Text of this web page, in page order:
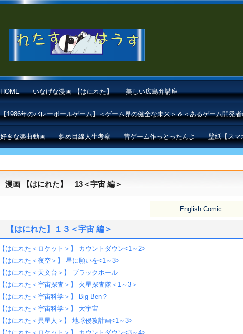
HOME いなげな漫画 【はにれた】 美しい広島弁講座
【1986年のバレーボールゲーム】＜ゲーム界の健全な未来＞＆＜あるゲーム開発
好きな楽曲動画 斜め目線人生考察 昔ゲーム作っとったんよ 壁紙【スマ
漫画 【はにれた】 13＜宇宙 編＞
English Comic
【はにれた】１３＜宇宙 編＞
【はにれた＜ロケット＞】 カウントダウン<1～2>
【はにれた＜夜空＞】 星に願いを<1～3>
【はにれた＜天文台＞】 ブラックホール
【はにれた＜宇宙探査＞】 火星探査隊＜1～3＞
【はにれた＜宇宙科学＞】 Big Ben？
【はにれた＜宇宙科学＞】 大宇宙
【はにれた＜異星人＞】 地球侵攻計画<1～3>